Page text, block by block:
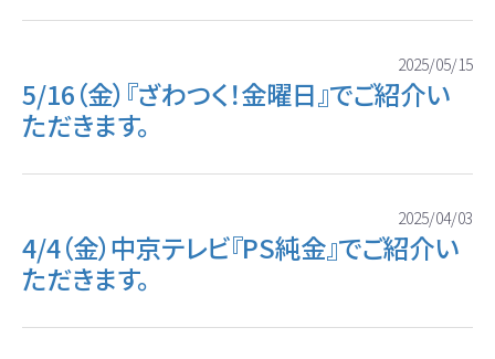
2025/05/15
5/16（金）『ざわつく！金曜日』でご紹介い
ただきます。
2025/04/03
4/4（金）中京テレビ『PS純金』でご紹介い
ただきます。